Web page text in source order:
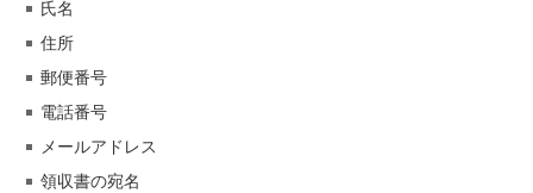
氏名
住所
郵便番号
電話番号
メールアドレス
領収書の宛名